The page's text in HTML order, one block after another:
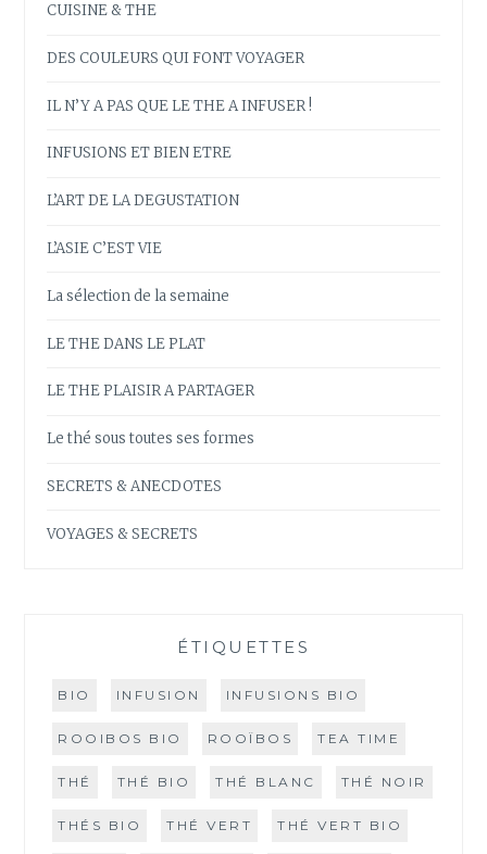
CUISINE & THE
DES COULEURS QUI FONT VOYAGER
IL N’Y A PAS QUE LE THE A INFUSER !
INFUSIONS ET BIEN ETRE
L’ART DE LA DEGUSTATION
L’ASIE C’EST VIE
La sélection de la semaine
LE THE DANS LE PLAT
LE THE PLAISIR A PARTAGER
Le thé sous toutes ses formes
SECRETS & ANECDOTES
VOYAGES & SECRETS
ÉTIQUETTES
BIO INFUSION INFUSIONS BIO
ROOIBOS BIO ROOÏBOS TEA TIME
THÉ THÉ BIO THÉ BLANC THÉ NOIR
THÉS BIO THÉ VERT THÉ VERT BIO